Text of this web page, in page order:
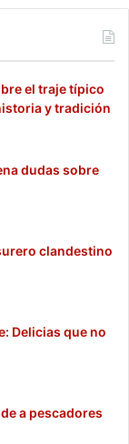
el traje típico
y tradición
dudas sobre
clandestino
Delicias que no
a pescadores